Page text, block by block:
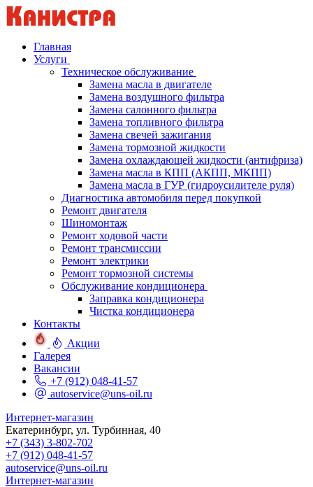
Главная
Услуги
Техническое обслуживание
Замена масла в двигателе
Замена воздушного фильтра
Замена салонного фильтра
Замена топливного фильтра
Замена свечей зажигания
Замена тормозной жидкости
Замена охлаждающей жидкости (антифриза)
Замена масла в КПП (АКПП, МКПП)
Замена масла в ГУР (гидроусилителе руля)
Диагностика автомобиля перед покупкой
Ремонт двигателя
Шиномонтаж
Ремонт ходовой части
Ремонт трансмиссии
Ремонт электрики
Ремонт тормозной системы
Обслуживание кондиционера
Заправка кондиционера
Чистка кондиционера
Контакты
Акции
Галерея
Вакансии
+7 (912) 048-41-57
autoservice@uns-oil.ru
Интернет-магазин
Екатеринбург, ул. Турбинная, 40
+7 (343) 3-802-702
+7 (912) 048-41-57
autoservice@uns-oil.ru
Интернет-магазин